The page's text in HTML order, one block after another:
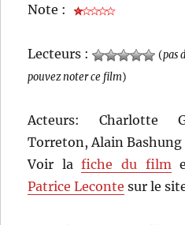
Note :
Lecteurs : (pas
pouvez noter ce film)
Acteurs: Charlotte
Torreton, Alain Bashung
Voir lafiche du film
Patrice Leconte sur le